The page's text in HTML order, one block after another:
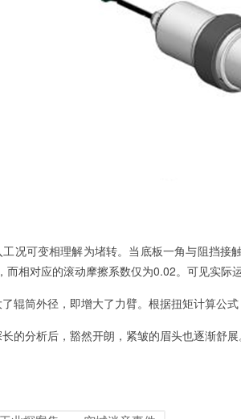
况可变相理解为堵转。当底板一角与阻挡
而相对应的滚动摩擦系数仅为0.02。可见实际
辊筒外径，即增大了力臂。根据扭矩计算公
的分析后，豁然开朗，紧皱的眉头也逐渐舒